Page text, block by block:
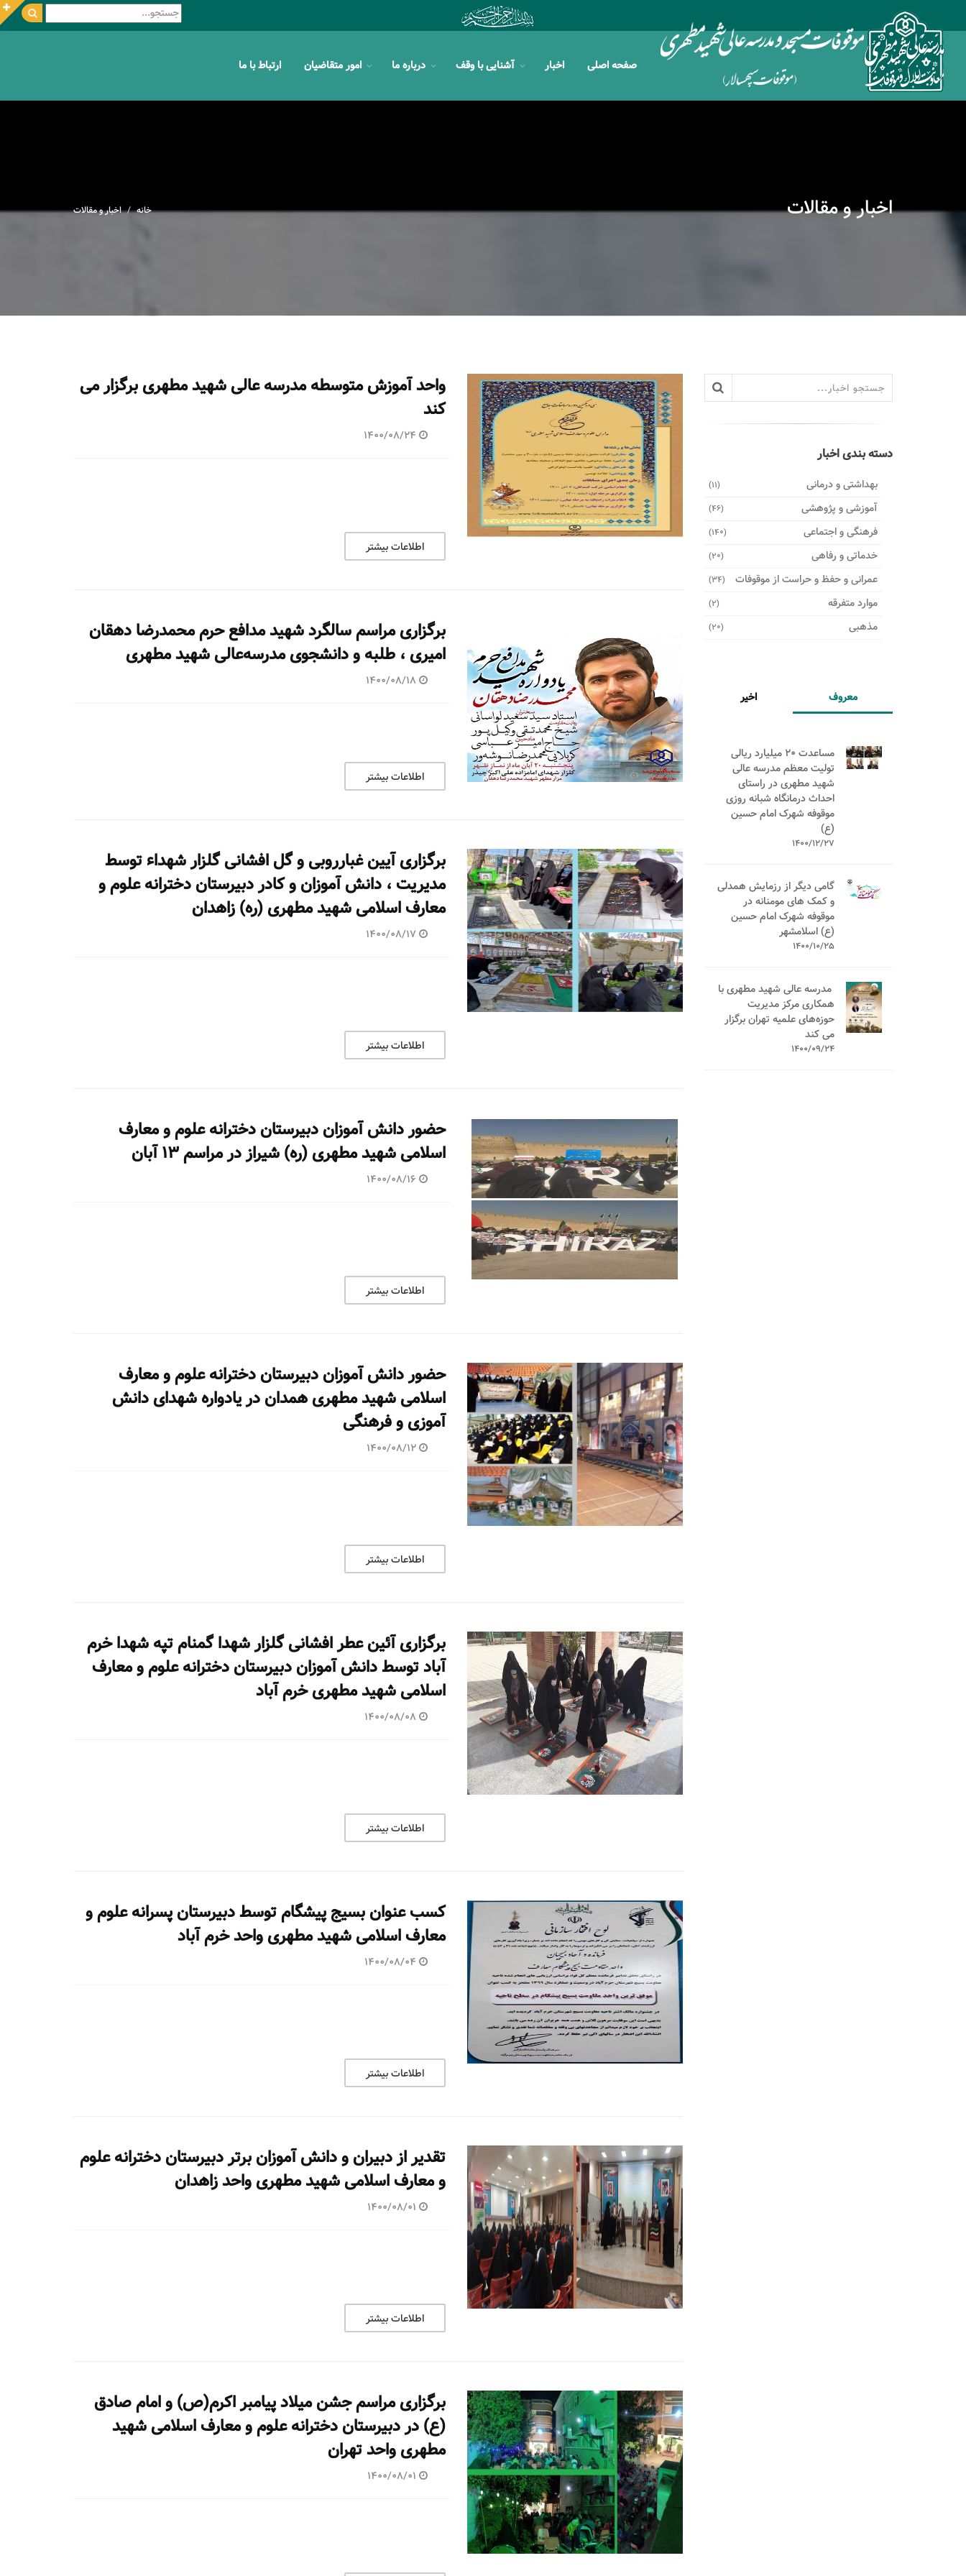
صفحه اصلی اخبار آشنایی با وقف درباره ما امور متقاضیان ارتباط با ما
اخبار و مقالات خانه اخبار و مقالات
دسته بندی اخبار
(11) بهداشتی و درمانی
(46) آموزشی و پژوهشی
(140) فرهنگی و اجتماعی
(20) خدماتی و رفاهی
(34) عمرانی و حفظ و حراست از موقوفات
(2) موارد متفرقه
(20) مذهبی
معروف اخیر
مساعدت 20 میلیارد ریالی
تولیت معظم مدرسه عالی
شهید مطهری در راستای
احداث درمانگاه شبانه روزی
موقوفه شهرک امام حسین
(ع)
1400/12/27
گامی دیگر از رزمایش همدلی
و کمک های مومنانه در
موقوفه شهرک امام حسین
(ع) اسلامشهر
1400/10/25
️ مدرسه عالی شهید مطهری با
همکاری مرکز مدیریت
حوزه‌های علمیه تهران برگزار
می کند
1400/09/24
واحد آموزش متوسطه مدرسه عالی شهید مطهری برگزار می
کند
1400/08/24
اطلاعات بیشتر
برگزاری مراسم سالگرد شهید مدافع حرم محمدرضا دهقان
امیری ، طلبه و دانشجوی مدرسه‌عالی شهید مطهری
1400/08/18
اطلاعات بیشتر
برگزاری آیین غبارروبی و گل افشانی گلزار شهداء توسط
مدیریت ، دانش آموزان و کادر دبیرستان دخترانه علوم و
معارف اسلامی شهید مطهری (ره) زاهدان
1400/08/17
اطلاعات بیشتر
حضور دانش آموزان دبیرستان دخترانه علوم و معارف
اسلامی شهید مطهری (ره) شیراز در مراسم ۱۳ آبان
1400/08/16
اطلاعات بیشتر
حضور دانش آموزان دبیرستان دخترانه علوم و معارف
اسلامی شهید مطهری همدان در یادواره شهدای دانش
آموزی و فرهنگی
1400/08/12
اطلاعات بیشتر
برگزاری آئین عطر افشانی گلزار شهدا گمنام تپه شهدا خرم
آباد توسط دانش آموزان دبیرستان دخترانه علوم و معارف
اسلامی شهید مطهری خرم آباد
1400/08/08
اطلاعات بیشتر
کسب عنوان بسیج پیشگام توسط دبیرستان پسرانه علوم و
معارف اسلامی شهید مطهری واحد خرم آباد
1400/08/04
اطلاعات بیشتر
تقدیر از دبیران و دانش آموزان برتر دبیرستان دخترانه علوم
و معارف اسلامی شهید مطهری واحد زاهدان
1400/08/01
اطلاعات بیشتر
برگزاری مراسم جشن میلاد پیامبر اکرم(ص) و امام صادق
(ع) در دبیرستان دخترانه علوم و معارف اسلامی شهید
مطهری واحد تهران
1400/08/01